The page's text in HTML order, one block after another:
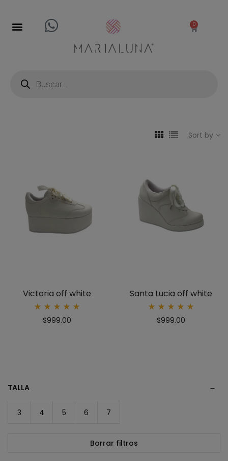
0
Sort by
Victoria off white
5.00
$999.00
Santa Lucia off white
5.00
$999.00
TALLA
3 4 5 6 7
Borrar filtros